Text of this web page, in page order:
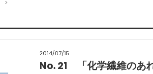
2014/07/15
No. 21 「化学繊維のあ